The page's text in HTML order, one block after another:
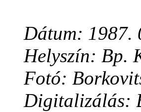
Dátum: 1987.
Helyszín: Bp.
Fotó:
Digitalizálás: